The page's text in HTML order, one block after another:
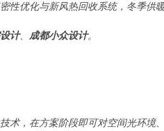
性优化与新风热回收系统，冬季供
计、 成都小众设计。
术，在方案阶段即可对空间光环境